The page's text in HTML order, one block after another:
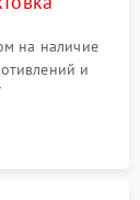
на наличие
и